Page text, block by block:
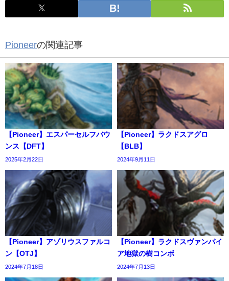
Pioneerの関連記事
【Pioneer】エスパーセルフバウ
ンス【DFT】
2025年2月22日
【Pioneer】ラクドスアグロ
【BLB】
2024年9月11日
【Pioneer】アゾリウスファルコ
ン【OTJ】
2024年7月18日
【Pioneer】ラクドスヴァンパイ
ア地獄の樹コンボ
2024年7月13日